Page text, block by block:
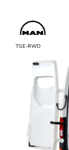
TGE-RWD